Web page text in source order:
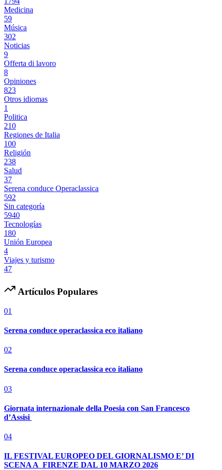
Medicina
59
Música
302
Noticias
9
Offerta di lavoro
8
Opiniones
823
Otros idiomas
1
Politica
210
Regiones de Italia
100
Religión
238
Salud
37
Serena conduce Operaclassica
592
Sin categoría
5940
Tecnologías
180
Unión Europea
4
Viajes y turismo
47
Artículos Populares
01
Serena conduce operaclassica eco italiano
02
Serena conduce operaclassica eco italiano
03
Giornata internazionale della Poesia con San Francesco
d’Assisi
04
IL FESTIVAL EUROPEO DEL GIORNALISMO E’ DI
SCENA A FIRENZE DAL 10 MARZO 2026